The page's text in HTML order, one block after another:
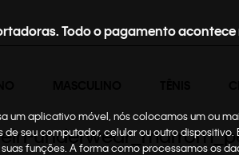
Todo o pagamento
um aplicativo móvel, nós colocamos um ou
seu computador, celular ou outro
funções. A forma como processamos os